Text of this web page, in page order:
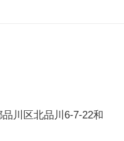
川区北品川6-7-22和